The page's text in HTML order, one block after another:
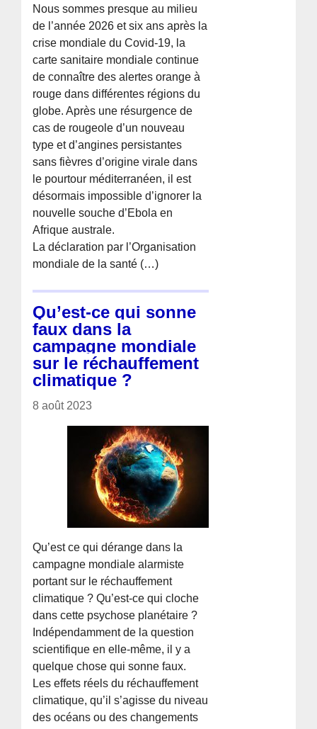
Nous sommes presque au milieu
de l’année 2026 et six ans après la
crise mondiale du Covid-19, la
carte sanitaire mondiale continue
de connaître des alertes orange à
rouge dans différentes régions du
globe. Après une résurgence de
cas de rougeole d’un nouveau
type et d’angines persistantes
sans fièvres d’origine virale dans
le pourtour méditerranéen, il est
désormais impossible d’ignorer la
nouvelle souche d’Ebola en
Afrique australe.
La déclaration par l’Organisation
mondiale de la santé (…)
Qu’est-ce qui sonne
faux dans la
campagne mondiale
sur le réchauffement
climatique ?
8 août 2023
Qu’est ce qui dérange dans la
campagne mondiale alarmiste
portant sur le réchauffement
climatique ? Qu’est-ce qui cloche
dans cette psychose planétaire ?
Indépendamment de la question
scientifique en elle-même, il y a
quelque chose qui sonne faux.
Les effets réels du réchauffement
climatique, qu’il s’agisse du niveau
des océans ou des changements